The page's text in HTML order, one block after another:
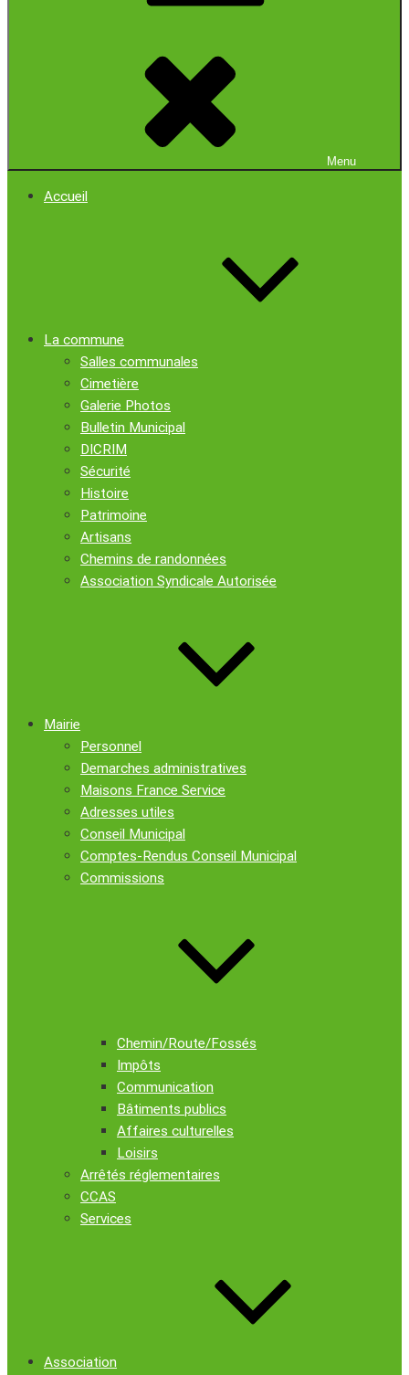
Menu
Accueil
La commune
Salles communales
Cimetière
Galerie Photos
Bulletin Municipal
DICRIM
Sécurité
Histoire
Patrimoine
Artisans
Chemins de randonnées
Association Syndicale Autorisée
Mairie
Personnel
Demarches administratives
Maisons France Service
Adresses utiles
Conseil Municipal
Comptes-Rendus Conseil Municipal
Commissions
Chemin/Route/Fossés
Impôts
Communication
Bâtiments publics
Affaires culturelles
Loisirs
Arrêtés réglementaires
CCAS
Services
Association